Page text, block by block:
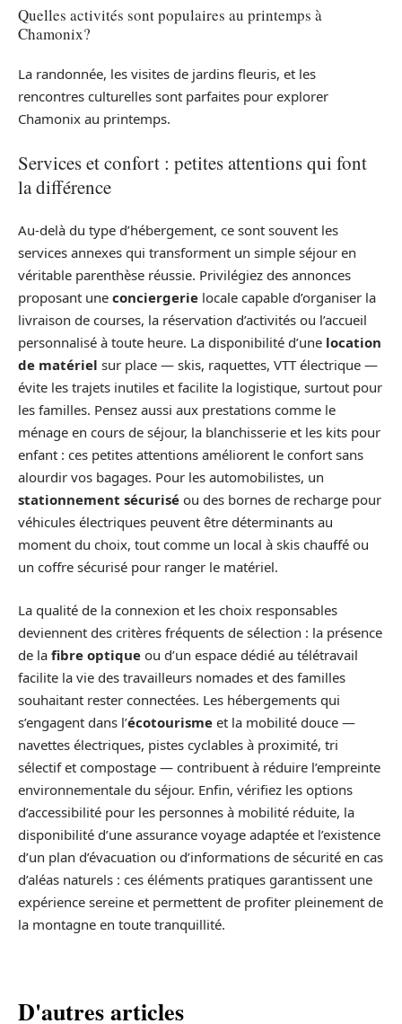
Quelles activités sont populaires au printemps à
Chamonix?
La randonnée, les visites de jardins fleuris, et les
rencontres culturelles sont parfaites pour explorer
Chamonix au printemps.
Services et confort : petites attentions qui font
la différence
Au-delà du type d’hébergement, ce sont souvent les
services annexes qui transforment un simple séjour en
véritable parenthèse réussie. Privilégiez des annonces
proposant une conciergerie locale capable d’organiser la
livraison de courses, la réservation d’activités ou l’accueil
personnalisé à toute heure. La disponibilité d’une location
de matériel sur place — skis, raquettes, VTT électrique —
évite les trajets inutiles et facilite la logistique, surtout pour
les familles. Pensez aussi aux prestations comme le
ménage en cours de séjour, la blanchisserie et les kits pour
enfant : ces petites attentions améliorent le confort sans
alourdir vos bagages. Pour les automobilistes, un
stationnement sécurisé ou des bornes de recharge pour
véhicules électriques peuvent être déterminants au
moment du choix, tout comme un local à skis chauffé ou
un coffre sécurisé pour ranger le matériel.
La qualité de la connexion et les choix responsables
deviennent des critères fréquents de sélection : la présence
de la fibre optique ou d’un espace dédié au télétravail
facilite la vie des travailleurs nomades et des familles
souhaitant rester connectées. Les hébergements qui
s’engagent dans l’écotourisme et la mobilité douce —
navettes électriques, pistes cyclables à proximité, tri
sélectif et compostage — contribuent à réduire l’empreinte
environnementale du séjour. Enfin, vérifiez les options
d’accessibilité pour les personnes à mobilité réduite, la
disponibilité d’une assurance voyage adaptée et l’existence
d’un plan d’évacuation ou d’informations de sécurité en cas
d’aléas naturels : ces éléments pratiques garantissent une
expérience sereine et permettent de profiter pleinement de
la montagne en toute tranquillité.
D'autres articles